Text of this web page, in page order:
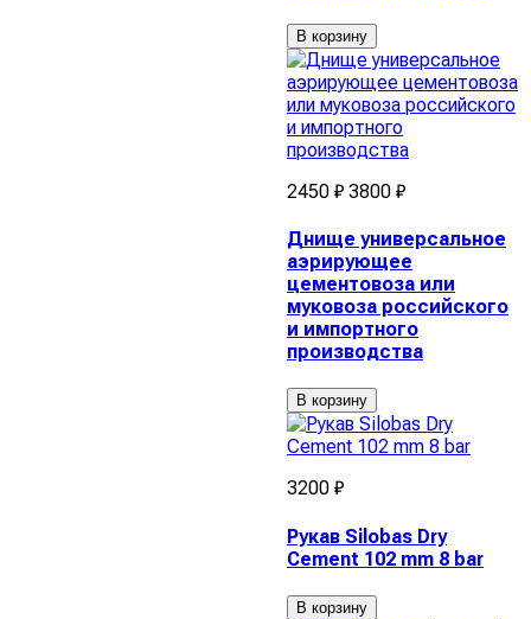
В корзину
2450 ₽ 3800 ₽
Днище универсальное
аэрирующее
цементовоза или
муковоза российского
и импортного
производства
В корзину
3200 ₽
Рукав Silobas Dry
Cement 102 mm 8 bar
В корзину